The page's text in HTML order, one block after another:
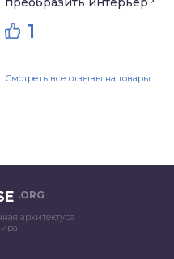
1
Смотреть все отзывы на товары
.ORG
архитектура